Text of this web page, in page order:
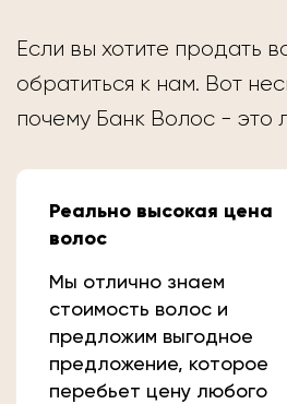
Если вы хотите продать
обратиться к нам. Вот
почему Банк Волос - это
Реально высокая цена
волос
Мы отлично знаем
стоимость волос и
предложим выгодное
предложение, которое
перебьет цену любого